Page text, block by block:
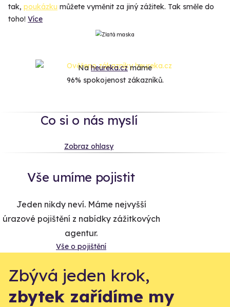
tak, poukázku můžete vyměnit za jiný zážitek. Tak směle do
toho! Více
Naheureka.czmáme
96% spokojenost zákazníků.
Co si o nás myslí
Zobraz ohlasy
Vše umíme pojistit
Jeden nikdy neví. Máme nejvyšší
úrazové pojištění z nabídky zážitkových
agentur.
Vše o pojištění
Zbývá jeden krok,
zbytek zařídíme my